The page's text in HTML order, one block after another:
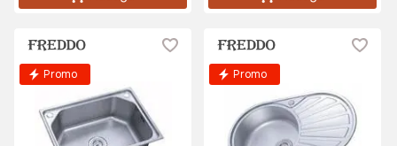
Promo Promo